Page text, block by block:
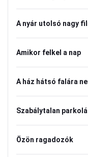
A nyár utolsó nagy
Amikor felkel a nap
A ház hátsó falára
Szabálytalan
Özön ragadozók